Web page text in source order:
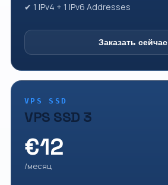
✔ 1 IPv4 + 1 IPv6 Addresses
Заказать сейчас
VPS SSD
VPS SSD 3
€12
/месяц